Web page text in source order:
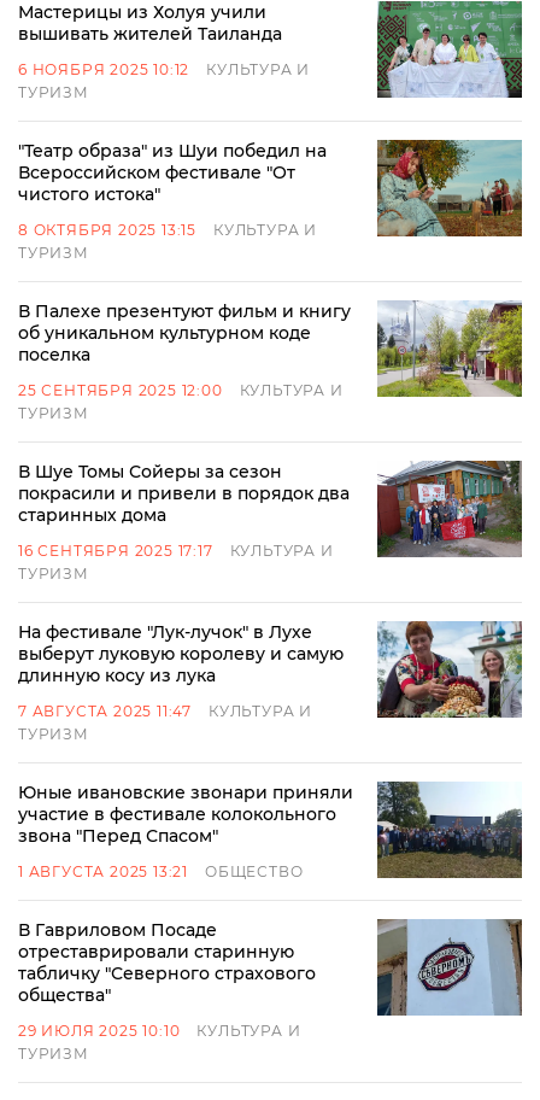
Мастерицы из Холуя учили
вышивать жителей Таиланда
6 НОЯБРЯ 2025 10:12
КУЛЬТУРА И
ТУРИЗМ
"Театр образа" из Шуи победил на
Всероссийском фестивале "От
чистого истока"
8 ОКТЯБРЯ 2025 13:15
КУЛЬТУРА И
ТУРИЗМ
В Палехе презентуют фильм и книгу
об уникальном культурном коде
поселка
25 СЕНТЯБРЯ 2025 12:00
КУЛЬТУРА И
ТУРИЗМ
В Шуе Томы Сойеры за сезон
покрасили и привели в порядок два
старинных дома
16 СЕНТЯБРЯ 2025 17:17
КУЛЬТУРА И
ТУРИЗМ
На фестивале "Лук-лучок" в Лухе
выберут луковую королеву и самую
длинную косу из лука
7 АВГУСТА 2025 11:47
КУЛЬТУРА И
ТУРИЗМ
Юные ивановские звонари приняли
участие в фестивале колокольного
звона "Перед Спасом"
1 АВГУСТА 2025 13:21 ОБЩЕСТВО
В Гавриловом Посаде
отреставрировали старинную
табличку "Северного страхового
общества"
29 ИЮЛЯ 2025 10:10
КУЛЬТУРА И
ТУРИЗМ